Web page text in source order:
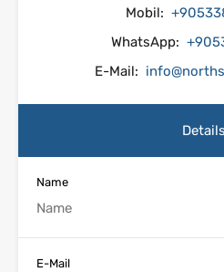
Mobil:
WhatsApp:
E-Mail:
Details
Name
E-Mail